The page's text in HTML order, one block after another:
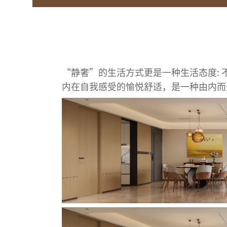
“静奢”的生活方式更是一种生活态度:
内在自我感受的愉悦舒适，是一种由内